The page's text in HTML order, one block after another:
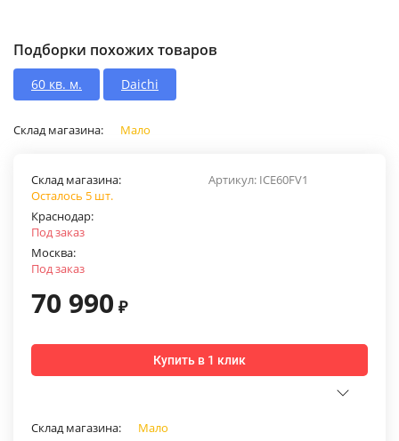
Подборки похожих товаров
60 кв. м. Daichi
Склад магазина: Мало
Артикул: ICE60FV1
Склад магазина:
Осталось 5 шт.
Краснодар:
Под заказ
Москва:
Под заказ
70 990 ₽
Купить в 1 клик
Склад магазина: Мало